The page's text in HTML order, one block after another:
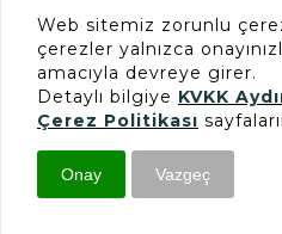
Web sitemiz zorunlu
çerezler yalnızca
amacıyla devreye girer.
Detaylı bilgiye KVKK
Çerez Politikası
Onay Vazgeç
incelenmesi, teknik
süreçlerinde bilişim
üzerine eğitimler
Güncelleme Tarihi:
Forex